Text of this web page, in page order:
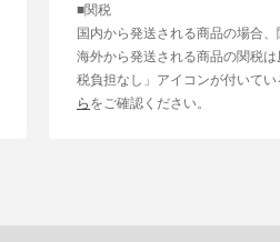
■関税
国内から発送される商品の場合、
海外から発送される商品の関税
税負担なし」アイコンが付いて
ら をご確認ください。